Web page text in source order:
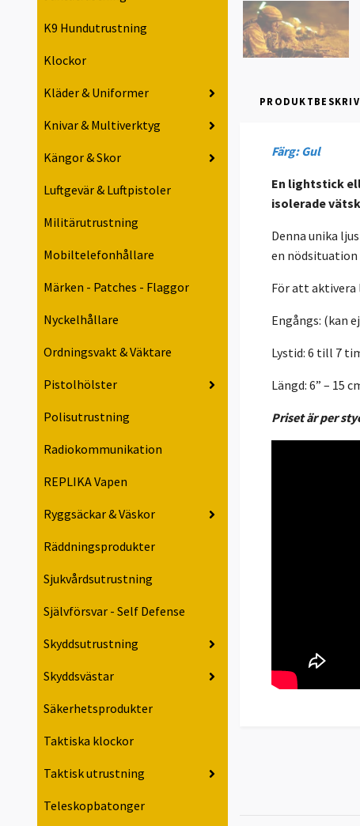
K9 Hundutrustning
Klockor
Kläder & Uniformer
Knivar & Multiverktyg
Kängor & Skor
Luftgevär & Luftpistoler
Militärutrustning
Mobiltelefonhållare
Märken - Patches - Flaggor
Nyckelhållare
Ordningsvakt & Väktare
Pistolhölster
Polisutrustning
Radiokommunikation
REPLIKA Vapen
Ryggsäckar & Väskor
Räddningsprodukter
Sjukvårdsutrustning
Självförsvar - Self Defense
Skyddsutrustning
Skyddsvästar
Säkerhetsprodukter
Taktiska klockor
Taktisk utrustning
Teleskopbatonger
Färg: Gul
En lightstick
isolerade
Denna unika
en
För att aktivera
Engångs: (kan
Lystid: 6 till 7
Längd: 6” – 15
Priset är per